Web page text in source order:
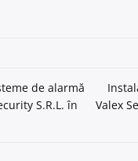
de alarmă
S.R.L. în
Valex